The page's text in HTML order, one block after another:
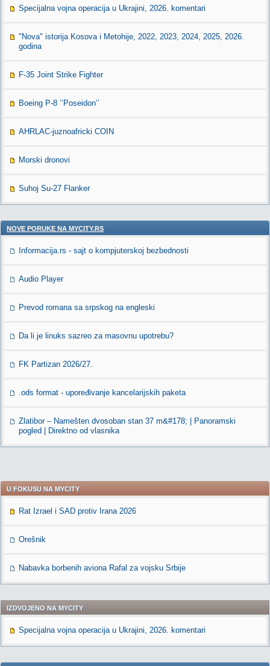
Specijalna vojna operacija u Ukrajini, 2026. komentari
"Nova" istorija Kosova i Metohije, 2022, 2023, 2024, 2025, 2026.
godina
F-35 Joint Strike Fighter
Boeing P-8 ’’Poseidon’’
AHRLAC-juznoafricki COIN
Morski dronovi
Suhoj Su-27 Flanker
NOVE PORUKE NA MYCITY.RS
Informacija.rs - sajt o kompjuterskoj bezbednosti
Audio Player
Prevod romana sa srpskog na engleski
Da li je linuks sazreo za masovnu upotrebu?
FK Partizan 2026/27.
.ods format - upoređivanje kancelarijskih paketa
Zlatibor – Namešten dvosoban stan 37 m&#178; | Panoramski
pogled | Direktno od vlasnika
U FOKUSU NA MYCITY
Rat Izrael i SAD protiv Irana 2026
Orešnik
Nabavka borbenih aviona Rafal za vojsku Srbije
IZDVOJENO NA MYCITY
Specijalna vojna operacija u Ukrajini, 2026. komentari